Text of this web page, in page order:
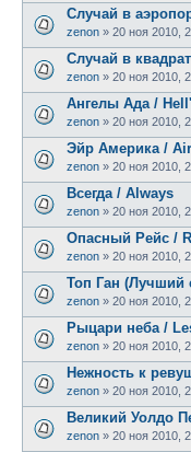
Случай в
zenon » 20 ноя 2010,
Случай в
zenon » 20 ноя 2010,
Ангелы Ада /
zenon » 20 ноя 2010,
Эйр Америка /
zenon » 20 ноя 2010,
Всегда / Always
zenon » 20 ноя 2010,
Опасный Рейс /
zenon » 20 ноя 2010,
Топ Ган (Лучший
zenon » 20 ноя 2010,
Рыцари неба /
zenon » 20 ноя 2010,
Нежность к
zenon » 20 ноя 2010,
Великий Уолдо
zenon » 20 ноя 2010,